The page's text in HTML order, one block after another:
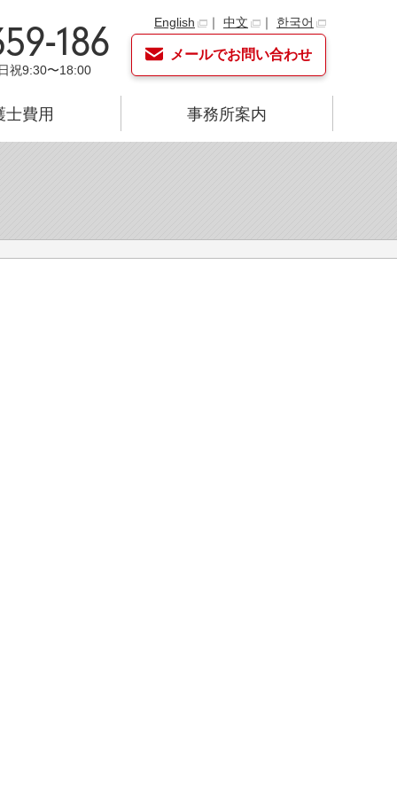
186
祝9:30〜18:00
English ｜ 中文 ｜ 한국어
メールでお問い合わせ
士費用 事務所案内